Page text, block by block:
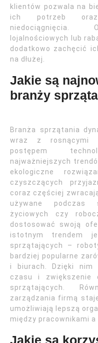
klientów pozwala na
ich potrzeb oraz
niedociągnięcia.
lojalnościowych lub
dodatkowo zachęcić
na dłużej.
Jakie są
branży
Branża sprzątania
wraz z rosnącymi
postępem
najważniejszych
ekologiczne
czyszczących
coraz częściej
używane podczas
życiowych czy
dostosować swoją
istotnym trendem
sprzątających –
bardziej popularne
i biurach. Dzięki nim
czasu i zwiększenie
sprzątających.
zarządzania firmą
umożliwiają lepszą
między pracownikami a
Jakie są